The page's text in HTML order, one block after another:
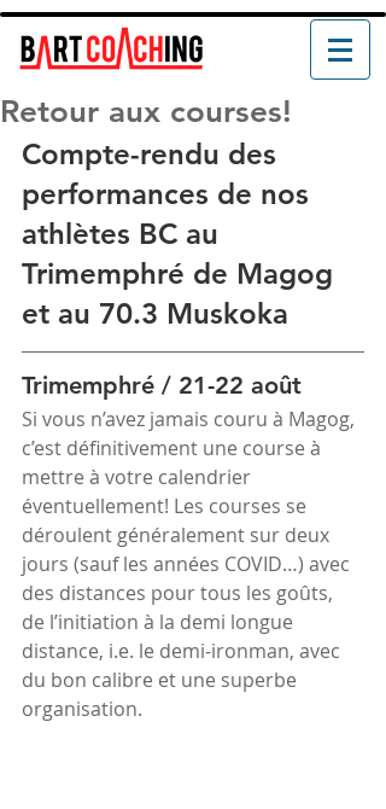
Retour aux courses!
Compte-rendu des
performances de nos
athlètes BC au
Trimemphré de Magog
et au 70.3 Muskoka
Trimemphré / 21-22 août
Si vous n’avez jamais couru à Magog,
c’est définitivement une course à
mettre à votre calendrier
éventuellement! Les courses se
déroulent généralement sur deux
jours (sauf les années COVID…) avec
des distances pour tous les goûts,
de l’initiation à la demi longue
distance, i.e. le demi-ironman, avec
du bon calibre et une superbe
organisation.